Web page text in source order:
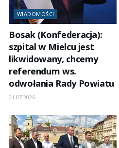
WIADOMOŚCI
Bosak (Konfederacja):
szpital w Mielcu jest
likwidowany, chcemy
referendum ws.
odwołania Rady Powiatu
01.07.2026